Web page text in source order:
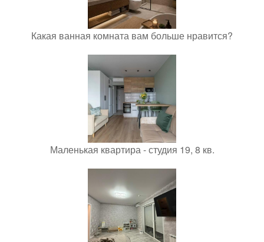
Какая ванная комната вам больше нравится?
Маленькая квартира - студия 19, 8 кв.